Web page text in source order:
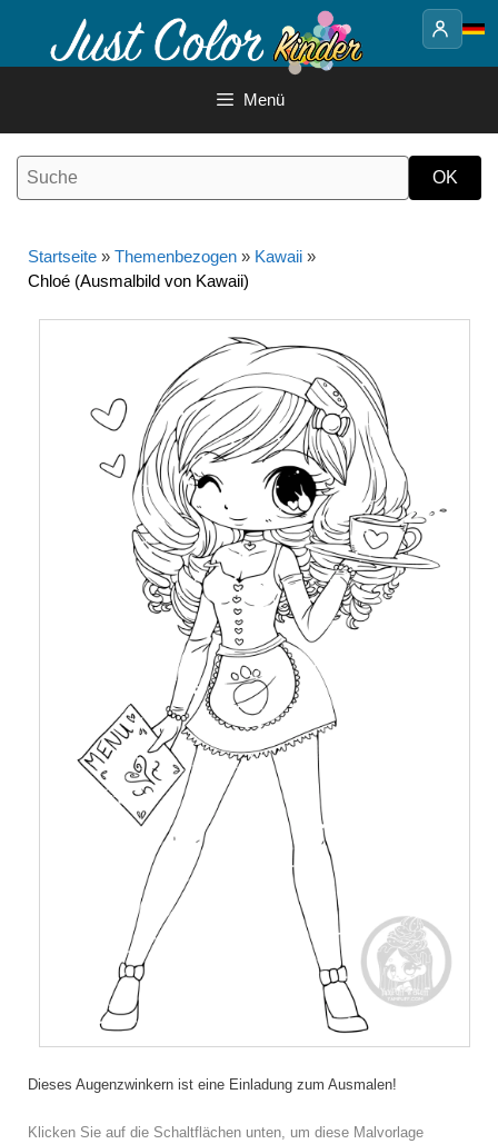
Inhalt
Menü
Startseite » Themenbezogen » Kawaii »
Chloé (Ausmalbild von Kawaii)
Dieses Augenzwinkern ist eine Einladung zum Ausmalen!
Klicken Sie auf die Schaltflächen unten, um diese Malvorlage